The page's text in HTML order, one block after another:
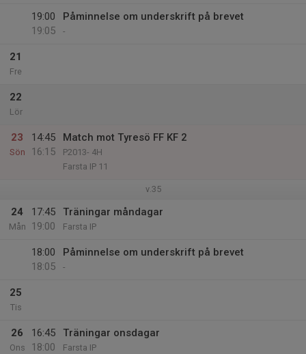
19:00
19:05
Påminnelse om underskrift på brevet
-
21
Fre
22
Lör
23
Sön
14:45
16:15
Match mot Tyresö FF KF 2
P2013- 4H
Farsta IP 11
v.35
24
Mån
17:45
19:00
Träningar måndagar
Farsta IP
18:00
18:05
Påminnelse om underskrift på brevet
-
25
Tis
26
Ons
16:45
18:00
Träningar onsdagar
Farsta IP